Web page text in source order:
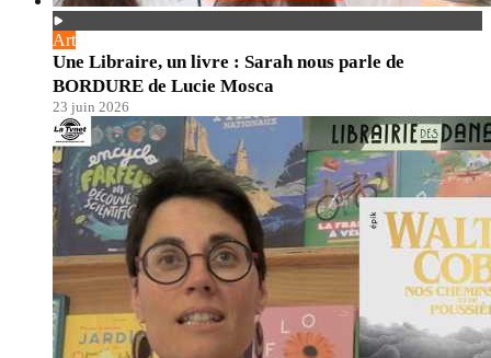
Art
Une Libraire, un livre : Sarah nous parle de
BORDURE de Lucie Mosca
23 juin 2026